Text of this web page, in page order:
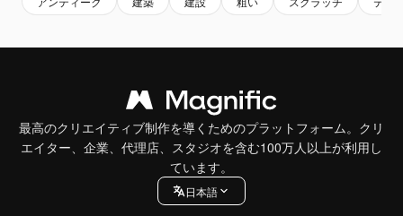
最高のクリエイティブ制作を導くためのプラットフォーム。クリ
エイター、企業、代理店、スタジオを含む100万人以上が利用し
ています。
日本語